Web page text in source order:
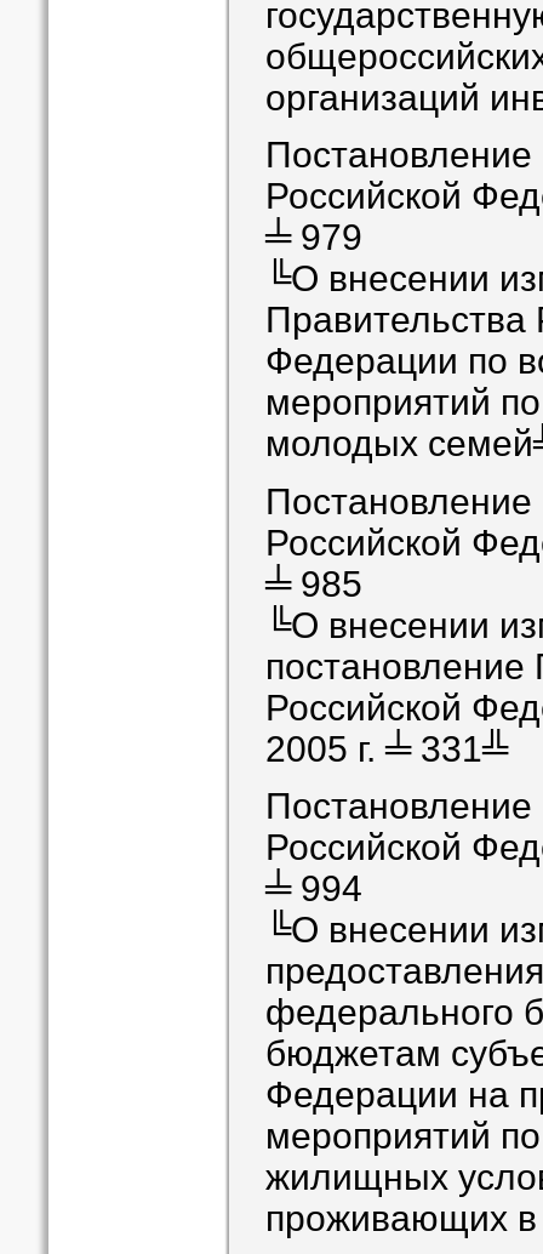
организаций
Российской
╧ 979
╚О внесении
Правительства
Федерации по
мероприятий
молодых
Российской
╧ 985
╚О внесении
постановление
Российской
2005 г. ╧ 331╩
Российской
╧ 994
╚О внесении
федерального
бюджетам
Федерации на
мероприятий
жилищных
проживающих в